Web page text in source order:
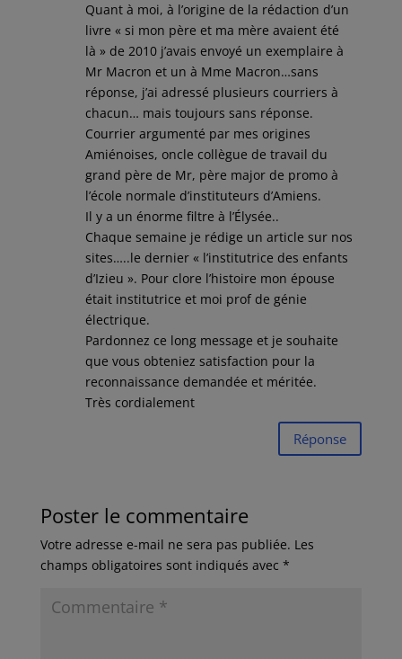
Quant à moi, à l’origine de la rédaction d’un
livre « si mon père et ma mère avaient été
là » de 2010 j’avais envoyé un exemplaire à
Mr Macron et un à Mme Macron…sans
réponse, j’ai adressé plusieurs courriers à
chacun… mais toujours sans réponse.
Courrier argumenté par mes origines
Amiénoises, oncle collègue de travail du
grand père de Mr, père major de promo à
l’école normale d’instituteurs d’Amiens.
Il y a un énorme filtre à l’Élysée..
Chaque semaine je rédige un article sur nos
sites…..le dernier « l’institutrice des enfants
d’Izieu ». Pour clore l’histoire mon épouse
était institutrice et moi prof de génie
électrique.
Pardonnez ce long message et je souhaite
que vous obteniez satisfaction pour la
reconnaissance demandée et méritée.
Très cordialement
Réponse
Poster le commentaire
Votre adresse e-mail ne sera pas publiée. Les
champs obligatoires sont indiqués avec *